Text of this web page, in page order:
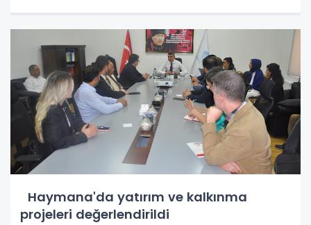
Haymana'da yatırım ve kalkınma
projeleri değerlendirildi